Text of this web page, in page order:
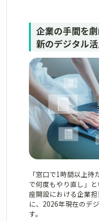
企業の手間を
新のデジタル
「窓口で1時間以上
で何度もやり直し」
座開設における企業
に、2026年現在のデ
す。